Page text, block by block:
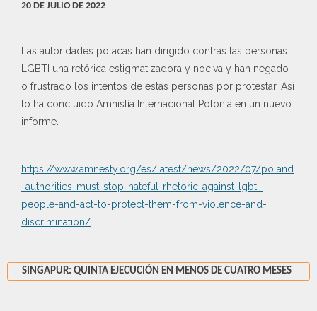
20 DE JULIO DE 2022
Las autoridades polacas han dirigido contras las personas
LGBTI una retórica estigmatizadora y nociva y han negado
o frustrado los intentos de estas personas por protestar. Así
lo ha concluido Amnistía Internacional Polonia en un nuevo
informe.
https://www.amnesty.org/es/latest/news/2022/07/poland
-authorities-must-stop-hateful-rhetoric-against-lgbti-
people-and-act-to-protect-them-from-violence-and-
discrimination/
SINGAPUR: QUINTA EJECUCIÓN EN MENOS DE CUATRO MESES